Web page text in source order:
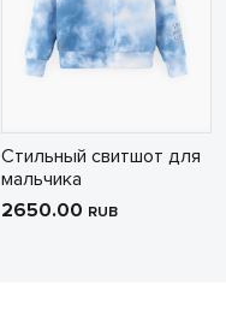
Стильный свитшот для
мальчика
2650.00 RUB